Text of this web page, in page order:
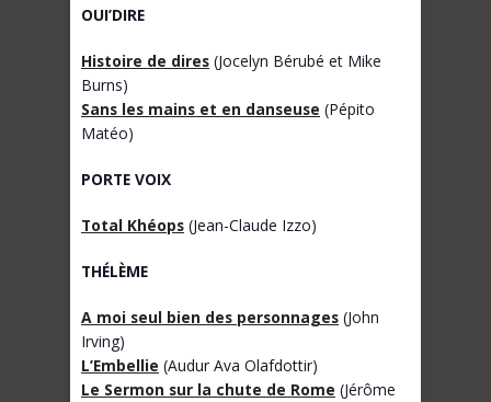
OUI’DIRE
Histoire de dires (Jocelyn Bérubé et Mike
Burns)
Sans les mains et en danseuse (Pépito
Matéo)
PORTE VOIX
Total Khéops (Jean-Claude Izzo)
THÉLÈME
A moi seul bien des personnages (John
Irving)
L’Embellie (Audur Ava Olafdottir)
Le Sermon sur la chute de Rome (Jérôme